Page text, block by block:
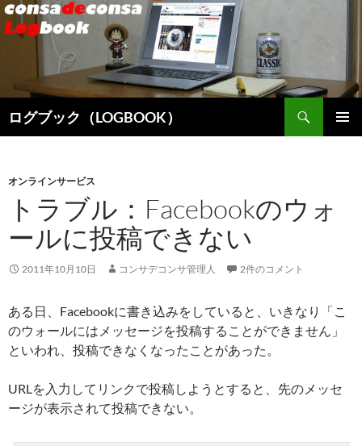
ログブック（LOGBOOK）
索
ン
ツ
ッ
オンラインサービス
トラブル：Facebookのウォ
ールに投稿できない
2011年10月10日 コンサデコンサ管理人 2件のコメント
ある日、Facebookに書き込みをしていると、いきなり「こ
のウォールにはメッセージを投稿することができません」
といわれ、投稿できなくなったことがあった。
URLを入力してリンクで投稿しようとすると、先のメッセ
ージが表示されて投稿できない。